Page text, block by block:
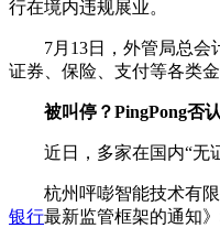
行在境内违规展业。
7月13日，外管局总会
证券、保险、支付等各类
被叫停？PingPong否
近日，多家在国内“无证
杭州呯嘭智能技术有限公
银行最新监管框架的通知